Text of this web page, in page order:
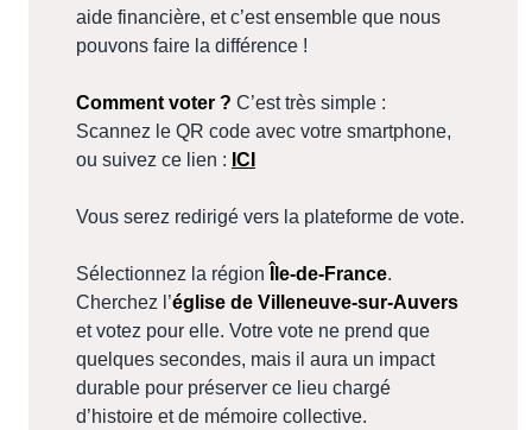
aide financière, et c’est ensemble que nous
pouvons faire la différence !
Comment voter ? C’est très simple :
Scannez le QR code avec votre smartphone,
ou suivez ce lien : ICI
Vous serez redirigé vers la plateforme de vote.
Sélectionnez la région Île-de-France.
Cherchez l’église de Villeneuve-sur-Auvers
et votez pour elle. Votre vote ne prend que
quelques secondes, mais il aura un impact
durable pour préserver ce lieu chargé
d’histoire et de mémoire collective.